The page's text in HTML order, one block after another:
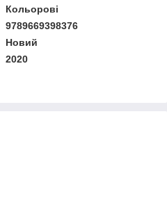
Кольорові
9789669398376
Новий
2020